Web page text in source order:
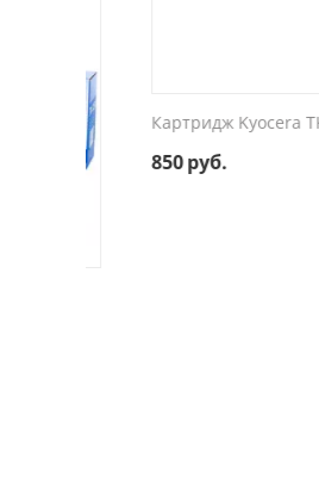
Картридж Kyocera TK-
руб.